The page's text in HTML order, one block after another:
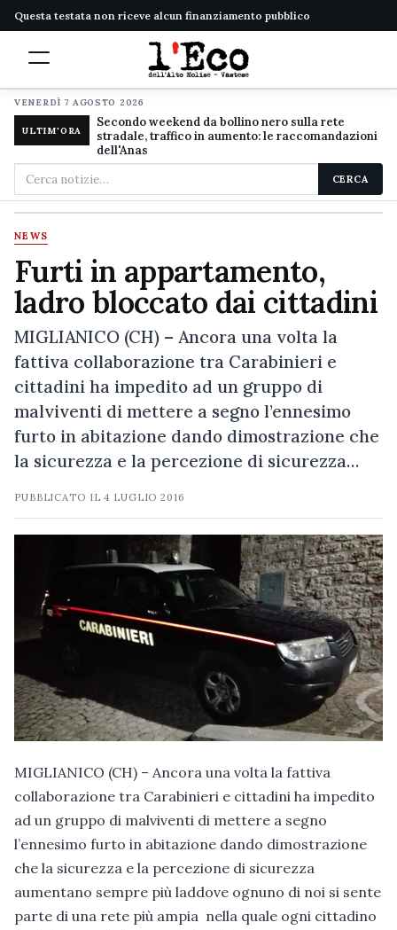
Questa testata non riceve alcun finanziamento pubblico
VENERDÌ 7 AGOSTO 2026
ULTIM'ORA
Secondo weekend da bollino nero sulla rete
stradale, traffico in aumento: le raccomandazioni
dell'Anas
Cerca
nel
sito
CERCA
NEWS
Furti in appartamento,
ladro bloccato dai cittadini
MIGLIANICO (CH) – Ancora una volta la
fattiva collaborazione tra Carabinieri e
cittadini ha impedito ad un gruppo di
malviventi di mettere a segno l’ennesimo
furto in abitazione dando dimostrazione che
la sicurezza e la percezione di sicurezza…
PUBBLICATO IL4 LUGLIO 2016
MIGLIANICO (CH) – Ancora una volta la fattiva
collaborazione tra Carabinieri e cittadini ha impedito
ad un gruppo di malviventi di mettere a segno
l’ennesimo furto in abitazione dando dimostrazione
che la sicurezza e la percezione di sicurezza
aumentano sempre più laddove ognuno di noi si sente
parte di una rete più ampia nella quale ogni cittadino